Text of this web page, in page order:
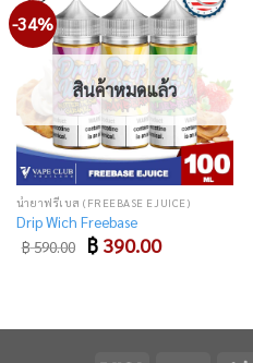
-34%
Add
to
wishlist
สินค้าหมดแล้ว
น้ำยาฟรีเบส (FREEBASE EJUICE)
Drip Wich Freebase
฿590.00 Original
price
฿ 390.00Current
price